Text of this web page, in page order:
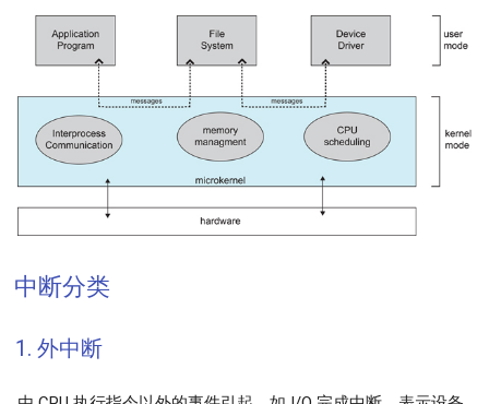
中断分类
1. 外中断